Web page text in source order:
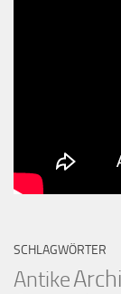
SCHLAGWÖRTER
Antike